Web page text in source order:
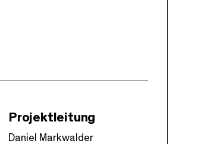
Projektleitung
Daniel Markwalder